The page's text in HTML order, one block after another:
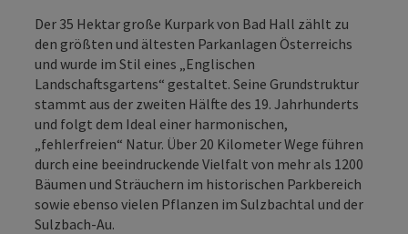
Der 35 Hektar große Kurpark von Bad Hall zählt zu
den größten und ältesten Parkanlagen Österreichs
und wurde im Stil eines „Englischen
Landschaftsgartens“ gestaltet. Seine Grundstruktur
stammt aus der zweiten Hälfte des 19. Jahrhunderts
und folgt dem Ideal einer harmonischen,
„fehlerfreien“ Natur. Über 20 Kilometer Wege führen
durch eine beeindruckende Vielfalt von mehr als 1200
Bäumen und Sträuchern im historischen Parkbereich
sowie ebenso vielen Pflanzen im Sulzbachtal und der
Sulzbach-Au.